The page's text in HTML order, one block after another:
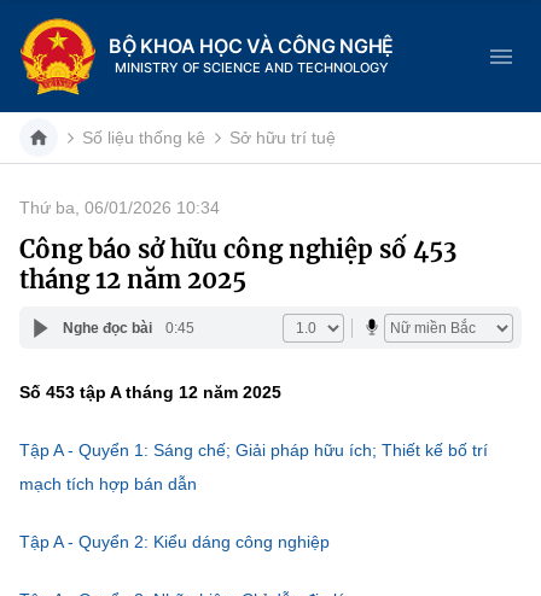
BỘ KHOA HỌC VÀ CÔNG NGHỆ
MINISTRY OF SCIENCE AND TECHNOLOGY
Danh mục
Trang chủ
Giới thiệu
Chức năng nhiệm vụ
Cơ cấu tổ chức
Tin tức sự kiện
Khoa học và Công nghệ
Dịch vụ công
Số liệu thống kê Sở hữu trí tuệ
Thứ ba, 06/01/2026 10:34
Công báo sở hữu công nghiệp số 453
tháng 12 năm 2025
Nghe đọc bài 0:45
Số 453 tập A tháng 12 năm 2025
Tập A - Quyển 1: Sáng chế; Giải pháp hữu ích; Thiết kế bố trí
mạch tích hợp bán dẫn
Tập A - Quyển 2: Kiểu dáng công nghiệp